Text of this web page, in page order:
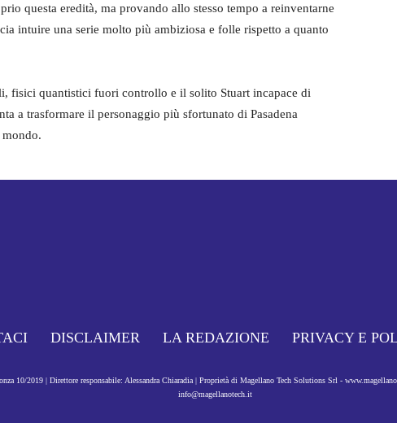
questa eredità, ma provando allo stesso tempo a reinventarne
intuire una serie molto più ambiziosa e folle rispetto a quanto
fisici quantistici fuori controllo e il solito Stuart incapace di
a trasformare il personaggio più sfortunato di Pasadena
DISCLAIMER LA REDAZIONE PRIVACY E
10/2019 | Direttore responsabile: Alessandra Chiaradia | Proprietà di Magellano Tech Solutions Srl -
info@magellanotech.it